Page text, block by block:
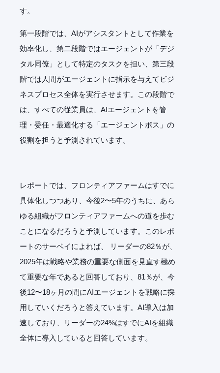
す。
第一段階では、AIがアシスタントとして作業を
効率化し、第二段階ではエージェントが「デジ
タル同僚」として特定のタスクを担い、第三段
階では人間がエージェントに指示を与えてビジ
ネスプロセス全体を実行させます。この段階で
は、すべての従業員は、AIエージェントを管
理・委任・最適化する「エージェントボス」の
役割を担うと予測されています。
レポートでは、フロンティアファームはすでに
具体化しつつあり、今後2〜5年のうちに、あら
ゆる組織がフロンティアファームへの道を歩む
ことになるだろうと予測しています。このレポ
ートのサーベイによれば、 リーダーの82％が、
2025年は戦略や業務の重要な側面を見直す極め
て重要な年であると回答しており、81％が、今
後12〜18ヶ月の間にAIエージェントを戦略に採
用していくだろうと答えています。AI導入は加
速しており、リーダーの24%はすでにAIを組織
全体に導入していると回答しています。